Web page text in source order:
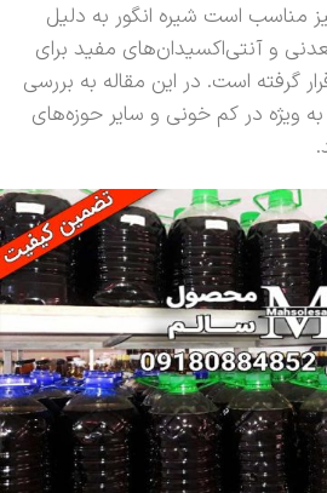
مناسب است شیره انگور به دلیل
و آنتی‌اکسیدان‌های مفید برای
گرفته است. در این مقاله به بررسی
به ویژه در کم خونی و سایر حوزه‌های